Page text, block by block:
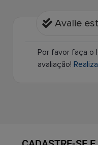
Avalie
Por favor faça o
avaliação!